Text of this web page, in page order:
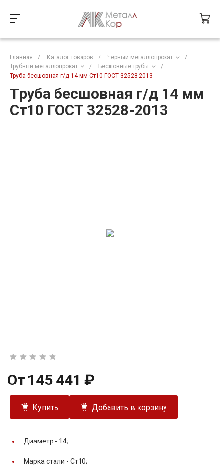
Главная / Каталог товаров / Черный металлопрокат
/
Трубный металлопрокат
/ Бесшовные трубы
/
Труба бесшовная г/д 14 мм Ст10 ГОСТ 32528-2013
Труба бесшовная г/д 14 мм
Ст10 ГОСТ 32528-2013
От 145 441 ₽
Купить Добавить в корзину
Диаметр - 14;
Марка стали - Ст10;